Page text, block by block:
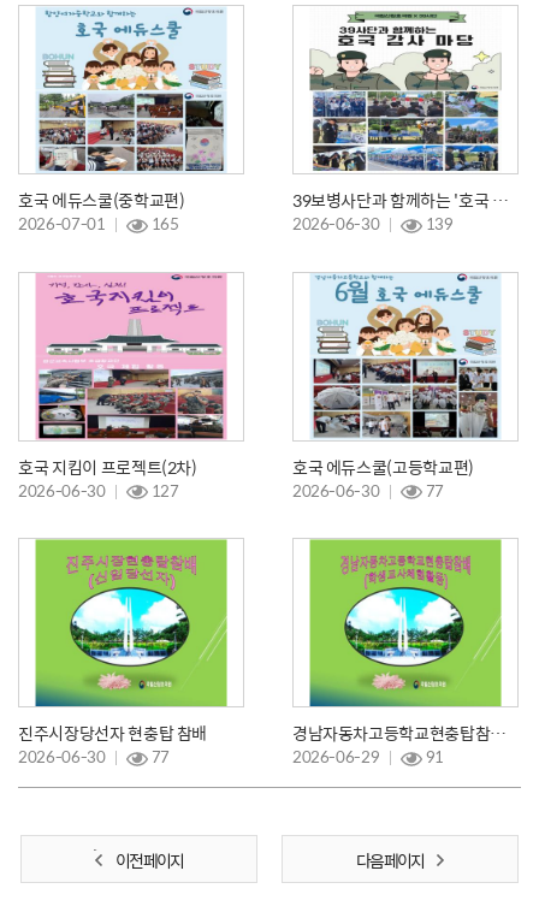
호국 에듀스쿨(중학교편)
2026-07-01 165
39보병사단과 함께하는 '호국 감사 마당'
2026-06-30 139
호국 지킴이 프로젝트(2차)
2026-06-30 127
호국 에듀스쿨(고등학교편)
2026-06-30 77
진주시장당선자 현충탑 참배
2026-06-30 77
경남자동차고등학교현충탑참배/체험활동
2026-06-29 91
이전 페이지 다음 페이지